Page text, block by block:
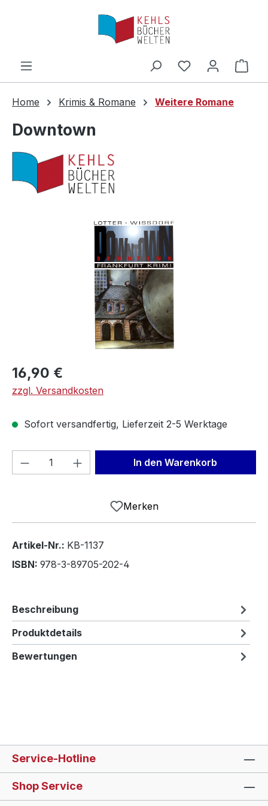
Zum Hauptinhalt springen
Home Krimis & Romane Weitere Romane
Downtown
Bildergalerie überspringen
Regulärer Preis:
16,90 €
zzgl. Versandkosten
Sofort versandfertig, Lieferzeit 2-5 Werktage
Produkt Anzahl: Gib denIn den Warenkorb
Merken
Artikel-Nr.: KB-1137
ISBN: 978-3-89705-202-4
Beschreibung
Produktdetails
Bewertungen
Service-Hotline
Shop Service